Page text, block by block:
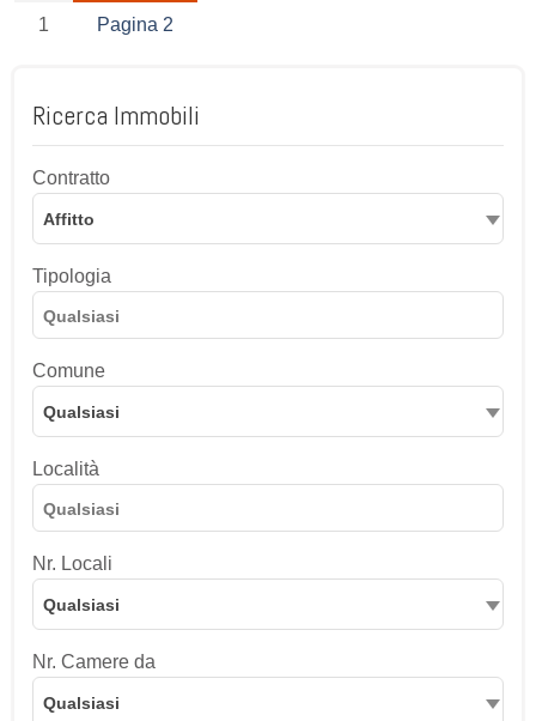
1 Pagina 2
Ricerca Immobili
Contratto
Affitto
Tipologia
Comune
Qualsiasi
Località
Nr. Locali
Qualsiasi
Nr. Camere da
Qualsiasi